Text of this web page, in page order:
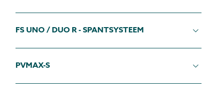
FS UNO / DUO R - SPANTSYSTEEM
Met deze onderconstructie voor FS Uno en FS Duo
PVMAX-S